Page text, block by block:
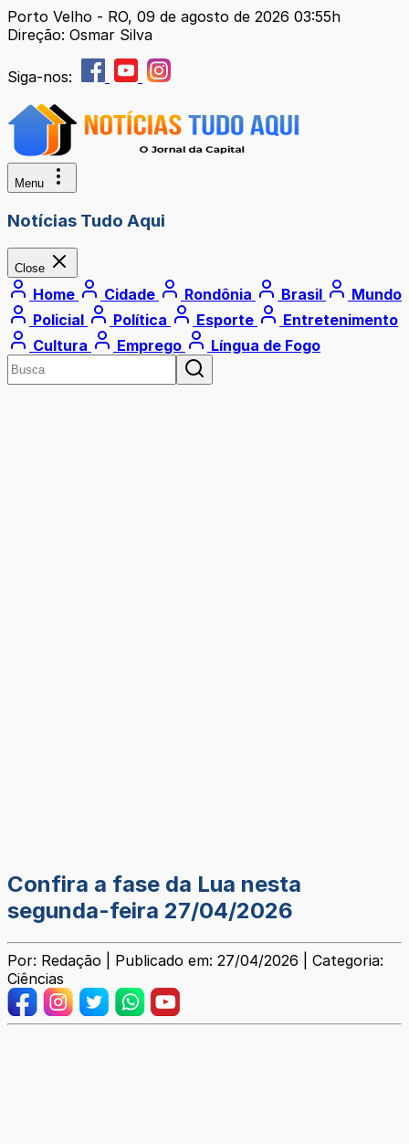
Porto Velho - RO, 09 de agosto de 2026 03:55h
Direção: Osmar Silva
Siga-nos:
Menu
Notícias Tudo Aqui
Close
Home Cidade Rondônia Brasil
Mundo
Policial
Política Esporte
Entretenimento
Cultura
Emprego Língua de Fogo
Confira a fase da Lua nesta
segunda-feira 27/04/2026
Por: Redação | Publicado em: 27/04/2026 | Categoria:
Ciências